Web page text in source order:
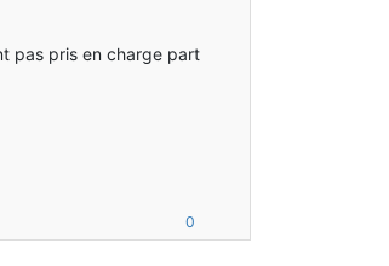
pas pris en charge part
0